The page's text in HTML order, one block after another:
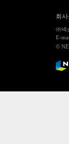
회사
㈜넥
E-
©